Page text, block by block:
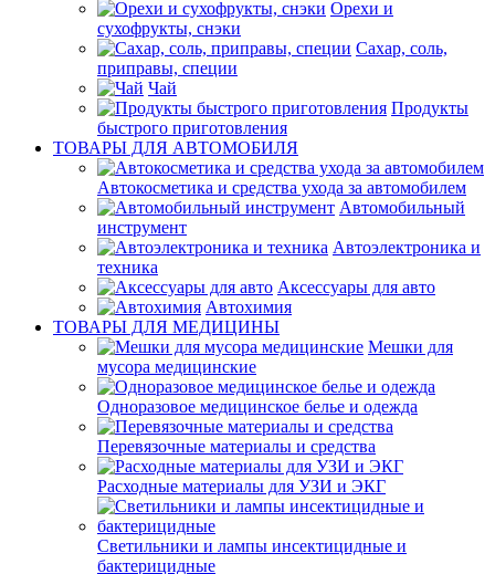
Орехи и
сухофрукты, снэки
Сахар, соль,
приправы, специи
Чай
Продукты
быстрого приготовления
ТОВАРЫ ДЛЯ АВТОМОБИЛЯ
Автокосметика и средства ухода за автомобилем
Автомобильный
инструмент
Автоэлектроника и
техника
Аксессуары для авто
Автохимия
ТОВАРЫ ДЛЯ МЕДИЦИНЫ
Мешки для
мусора медицинские
Одноразовое медицинское белье и одежда
Перевязочные материалы и средства
Расходные материалы для УЗИ и ЭКГ
Светильники и лампы инсектицидные и
бактерицидные